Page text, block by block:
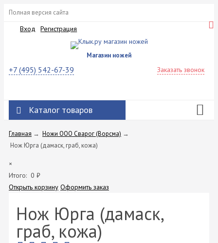
Полная версия сайта
Вход Регистрация
Магазин ножей
+7 (495) 542-67-39 Заказать звонок
Каталог товаров
Главная → Ножи ООО Сварог (Ворсма) →
Нож Юрга (дамаск, граб, кожа)
×
Итого: 0 ₽
Открыть корзину Оформить заказ
Нож Юрга (дамаск,
граб, кожа)